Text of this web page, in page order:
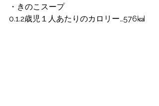
・きのこスープ
0.1.2歳児１人あたりのカロリー…576㎉